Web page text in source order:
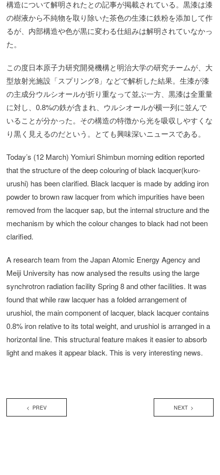
構造について解明されたとの記事が掲載されている。黒漆は漆
の樹液から不純物を取り除いた茶色の生漆に鉄粉を添加して作
るが、内部構造や色が黒に変わる仕組みは解明されていなかっ
た。
この度日本原子力研究開発機構と明治大学の研究チームが、大
型放射光施設「スプリング8」などで解析した結果。生漆が漆
の主成分ウルシオールが折り重なって並ぶ一方、黒漆は全重量
に対し、0.8%の鉄が含まれ、ウルシオールが横一列に並んで
いることが分かった。その構造の特徴から光を吸収しやすくな
り黒く見えるのだという。とても興味深いニュースである。
Today’s (12 March) Yomiuri Shimbun morning edition reported
that the structure of the deep colouring of black lacquer(kuro-
urushi) has been clarified. Black lacquer is made by adding iron
powderto brown raw lacquer from which impurities have been
removed from the lacquer sap, but the internal structure and the
mechanism by which the colour changes to black had not been
clarified.
A research team from the Japan Atomic Energy Agency and
Meiji University has now analysed the results using the large
synchrotron radiation facility Spring 8 and other facilities. It was
found that while raw lacquer has a folded arrangement of
urushiol, the main component of lacquer, black lacquer contains
0.8% iron relative to its total weight, and urushiol is arranged in a
horizontal line. This structural feature makes it easier to absorb
light and makes it appear black. This is very interesting news.
< PREV NEXT >